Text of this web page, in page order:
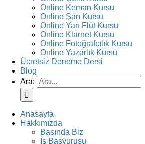
Online Keman Kursu
Online Şan Kursu
Online Yan Flüt Kursu
Online Klarnet Kursu
Online Fotoğrafçılık Kursu
Online Yazarlık Kursu
Ücretsiz Deneme Dersi
Blog
Ara:
Anasayfa
Hakkımızda
Basında Biz
İş Başvurusu